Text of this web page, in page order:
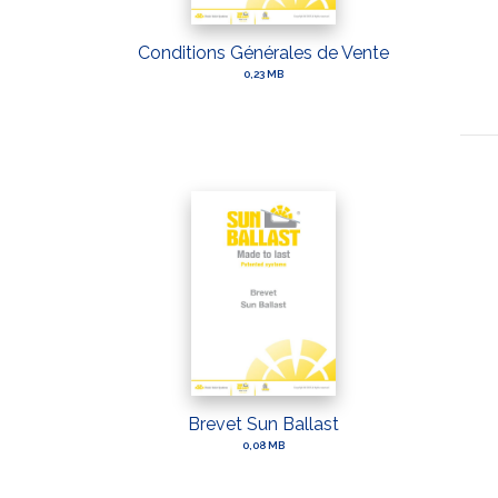
Conditions Générales de Vente
0,23 MB
Brevet Sun Ballast
0,08 MB